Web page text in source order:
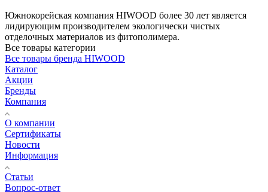
Южнокорейская компания HIWOOD более 30 лет является
лидирующим производителем экологически чистых
отделочных материалов из фитополимера.
Все товары категории
Все товары бренда HIWOOD
Каталог
Акции
Бренды
Компания
О компании
Сертификаты
Новости
Информация
Статьи
Вопрос-ответ